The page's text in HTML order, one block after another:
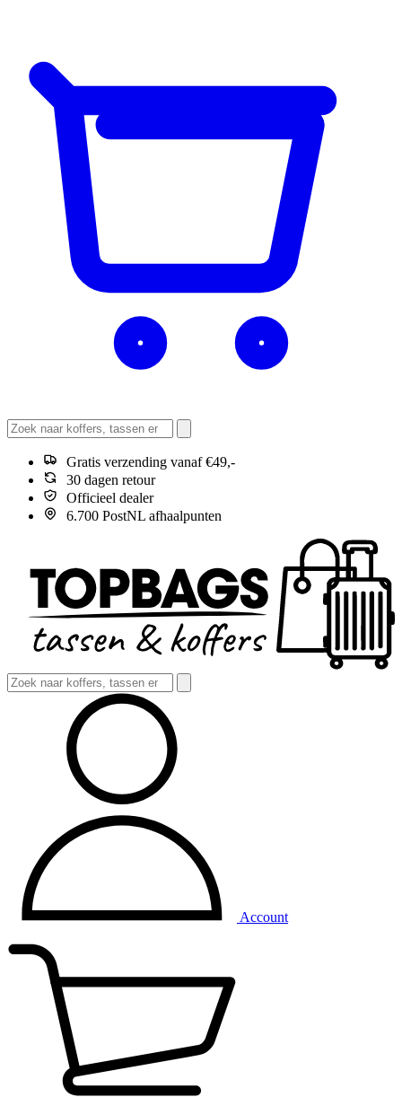
Gratis verzending vanaf €49,-
30 dagen retour
Officieel dealer
6.700 PostNL afhaalpunten
Account